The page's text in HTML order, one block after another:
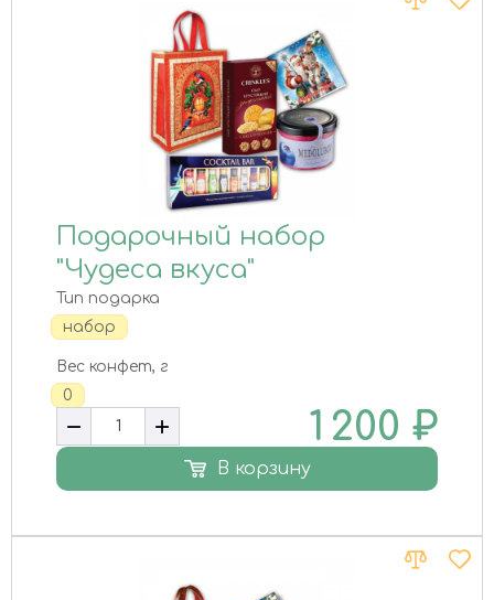
Подарочный набор
"Чудеса вкуса"
Тип подарка
набор
Вес конфет, г
0
1 200 ₽
В корзину